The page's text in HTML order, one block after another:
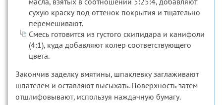
сухую краску под оттенок покрытия и тщательно
перемешивают.
Смесь готовится из густого скипидара и канифоли
(4:1), куда добавляют колер соответствующего
цвета.
Закончив заделку вмятины, шпаклевку заглаживают
шпателем и оставляют высыхать. Поверхность затем
отшлифовывают, используя наждачную бумагу.